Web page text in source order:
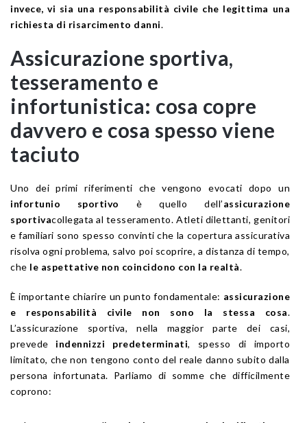
invece, vi sia una responsabilità civile che legittima una
richiesta di risarcimento danni.
Assicurazione sportiva,
tesseramento e
infortunistica: cosa copre
davvero e cosa spesso viene
taciuto
Uno dei primi riferimenti che vengono evocati dopo un
infortunio sportivo
è quello dell’assicurazione
sportivacollegata al tesseramento. Atleti dilettanti, genitori
e familiari sono spesso convinti che la copertura assicurativa
risolva ogni problema, salvo poi scoprire, a distanza di tempo,
che le aspettative non coincidono con la realtà.
È importante chiarire un punto fondamentale: assicurazione
e responsabilità civile non sono la stessa cosa.
L’assicurazione sportiva, nella maggior parte dei casi,
prevede indennizzi predeterminati, spesso di importo
limitato, che non tengono conto del reale danno subito dalla
persona infortunata. Parliamo di somme che difficilmente
coprono: